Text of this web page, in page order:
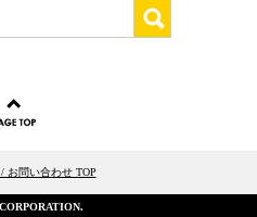
お問い合わせ TOP